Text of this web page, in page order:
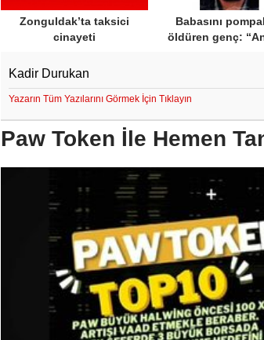
Zonguldak’ta taksici
cinayeti
Babasını
öldüren genç:
Kadir Durukan
Yazarın Tüm Yazılarını Görmek İçin Tıklayın
Paw Token İle Hemen